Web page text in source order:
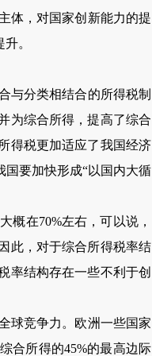
体，对国家创新能力的提
。
与分类相结合的所得税制
为综合所得，提高了综合
得税更加适应了我国经济
要加快形成“以国内大循
概在70%左右，可以说，
此，对于综合所得税率结
率结构存在一些不利于创
球竞争力。欧洲一些国家
合所得的45%的最高边际